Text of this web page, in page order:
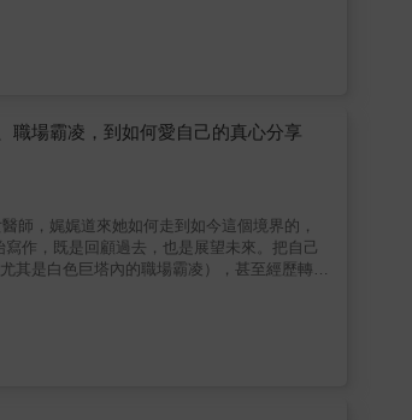
職場霸凌，到如何愛自己的真心分享
師，娓娓道來她如何走到如今這個境界的，
作，既是回顧過去，也是展望未來。把自己
是白色巨塔內的職場霸凌），甚至經歷轉換
給中年人，並傳授給年輕人，以彌補「當年
美的我們還是長大了、變老了，千萬不要因